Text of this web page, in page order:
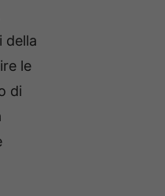
della
le
di